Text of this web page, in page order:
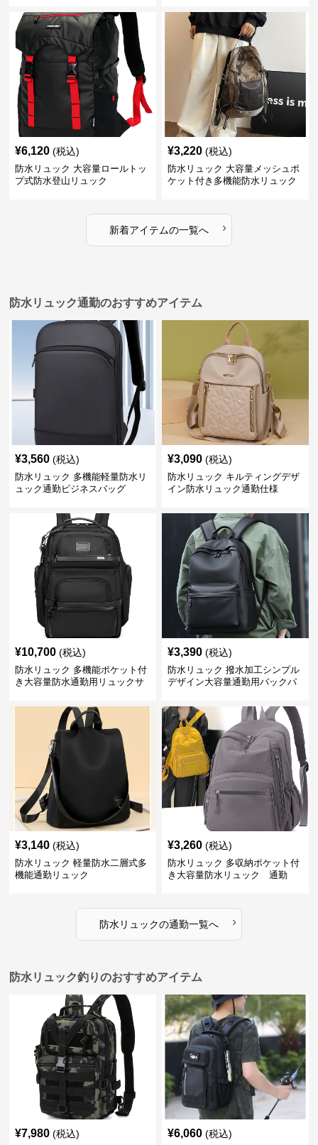
¥6,120 (税込)
防水リュック 大容量ロールトッ
プ式防水登山リュック
¥3,220 (税込)
防水リュック 大容量メッシュポ
ケット付き多機能防水リュック
新着アイテムの一覧へ ›
防水リュック通勤のおすすめアイテム
¥3,560 (税込)
防水リュック 多機能軽量防水リ
ュック通勤ビジネスバッグ
¥3,090 (税込)
防水リュック キルティングデザ
イン防水リュック通勤仕様
¥10,700 (税込)
防水リュック 多機能ポケット付
き大容量防水通勤用リュックサ
¥3,390 (税込)
防水リュック 撥水加工シンプル
デザイン大容量通勤用バックパ
¥3,140 (税込)
防水リュック 軽量防水二層式多
機能通勤リュック
¥3,260 (税込)
防水リュック 多収納ポケット付
き大容量防水リュック 通勤
防水リュックの通勤一覧へ ›
防水リュック釣りのおすすめアイテム
¥7,980 (税込) ¥6,060 (税込)